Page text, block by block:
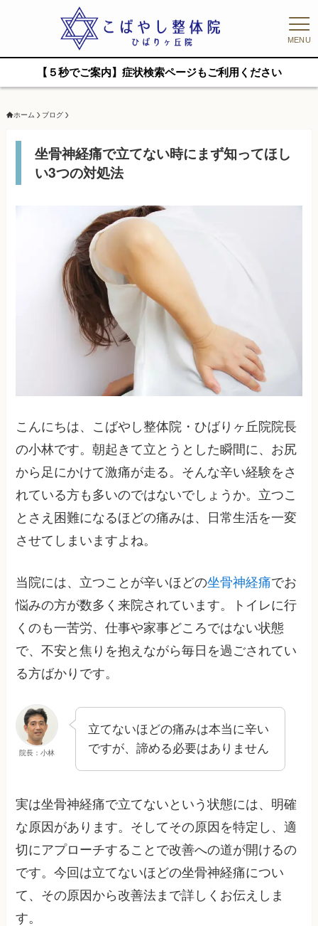
MENU
【５秒でご案内】症状検索ページもご利用ください
ホーム ブログ
坐骨神経痛で立てない時にまず知ってほし
い3つの対処法
こんにちは、こばやし整体院・ひばりヶ丘院院長
の小林です。朝起きて立とうとした瞬間に、お尻
から足にかけて激痛が走る。そんな辛い経験をさ
れている方も多いのではないでしょうか。立つこ
とさえ困難になるほどの痛みは、日常生活を一変
させてしまいますよね。
当院には、立つことが辛いほどの坐骨神経痛でお
悩みの方が数多く来院されています。トイレに行
くのも一苦労、仕事や家事どころではない状態
で、不安と焦りを抱えながら毎日を過ごされてい
る方ばかりです。
院長：小林
立てないほどの痛みは本当に辛い
ですが、諦める必要はありません
実は坐骨神経痛で立てないという状態には、明確
な原因があります。そしてその原因を特定し、適
切にアプローチすることで改善への道が開けるの
です。今回は立てないほどの坐骨神経痛につい
て、その原因から改善法まで詳しくお伝えしま
す。